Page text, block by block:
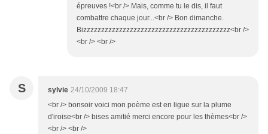
épreuves !<br /> Mais, comme tu le dis, il faut
combattre chaque jour...<br /> Bon dimanche.
Bizzzzzzzzzzzzzzzzzzzzzzzzzzzzzzzzzzzzzzzzz<br />
<br /> <br />
S sylvie 24/10/2009 18:47
<br /> bonsoir voici mon poème est en ligue sur la plume
d'iroise<br /> bises amitié merci encore pour les thèmes<br />
<br /> <br />